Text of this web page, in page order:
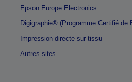
Epson Europe Electronics
Digigraphie® (Programme Certifié de
Impression directe sur tissu
Autres sites